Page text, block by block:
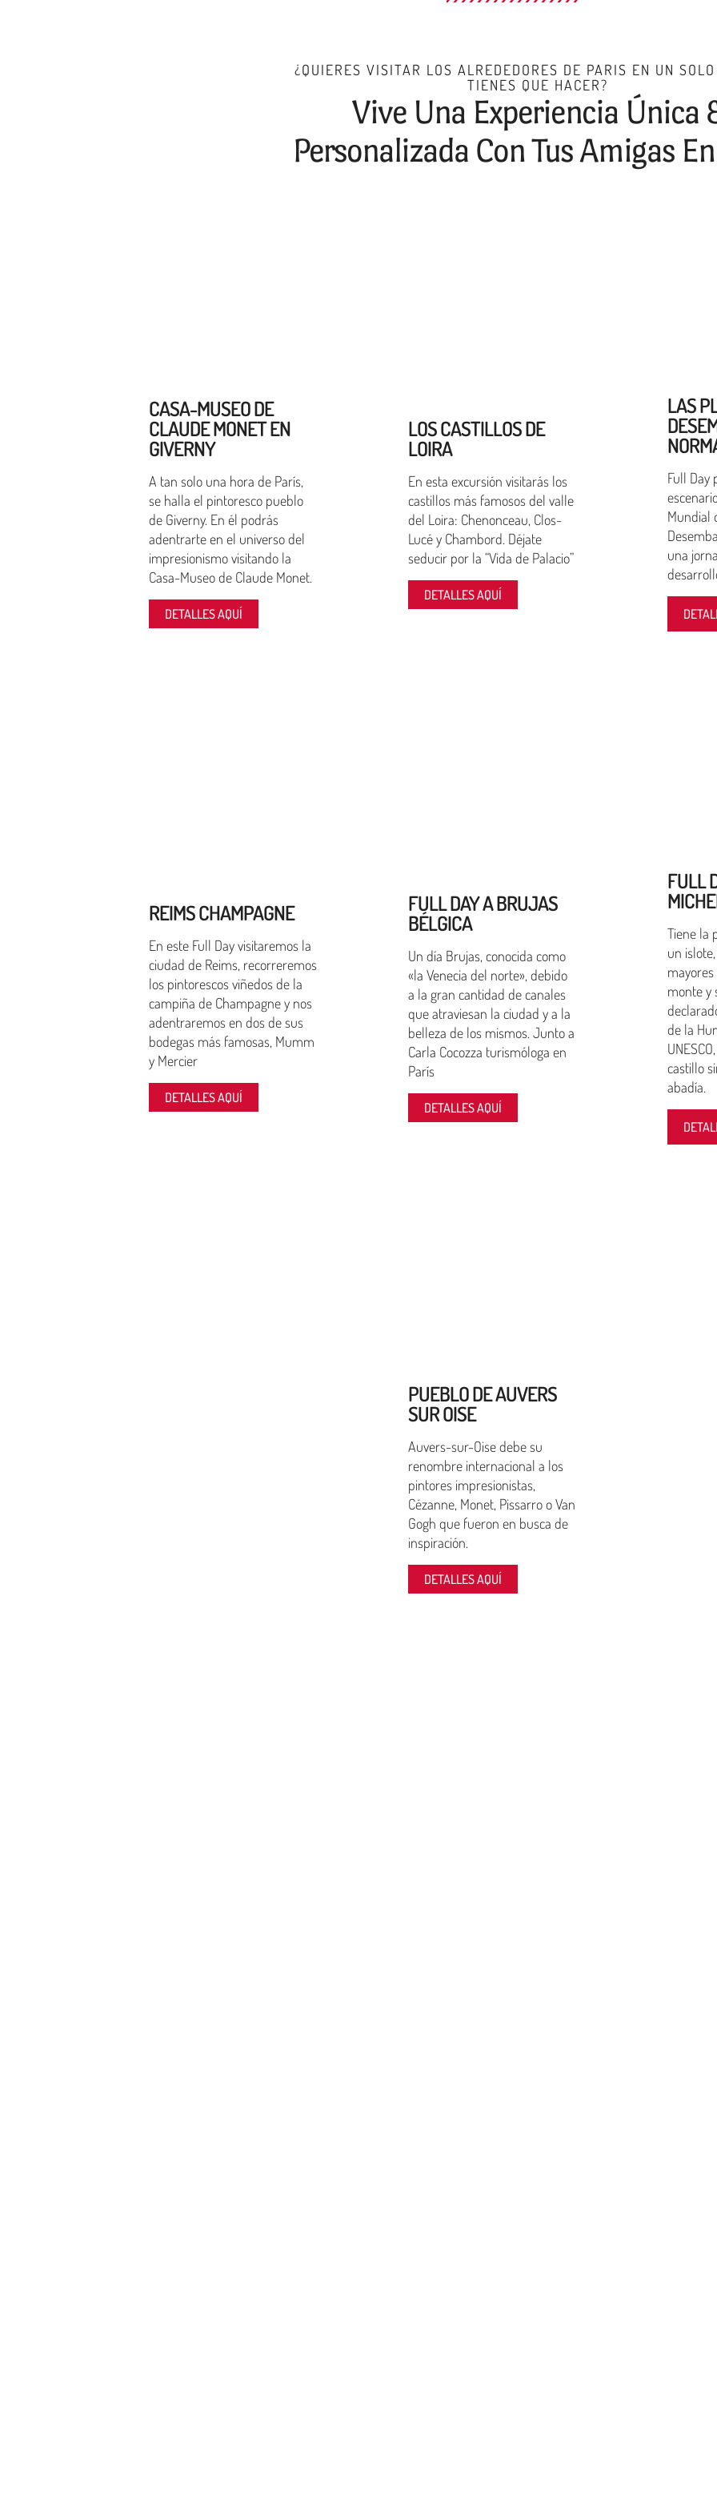
¿QUIERES VISITAR LOS ALREDEDORES DE PARIS EN UN
TIENES QUE HACER?
Vive Una Experiencia Única
Personalizada Con Tus Amigas
CASA-MUSEO DE
CLAUDE MONET EN
GIVERNY
A tan solo una hora de París,
se halla el pintoresco pueblo
de Giverny. En él podrás
adentrarte en el universo del
impresionismo visitando la
Casa-Museo de Claude Monet.
DETALLES AQUÍ
LOS CASTILLOS DE
LOIRA
En esta excursión visitarás los
castillos más famosos del valle
del Loira: Chenonceau, Clos-
Lucé y Chambord. Déjate
seducir por la “Vida de Palacio”
DETALLES AQUÍ
LAS
Full Day
Mundial
una
REIMS CHAMPAGNE
En este Full Day visitaremos la
ciudad de Reims, recorreremos
los pintorescos viñedos de la
campiña de Champagne y nos
adentraremos en dos de sus
bodegas más famosas, Mumm
y Mercier
DETALLES AQUÍ
FULL DAY A BRUJAS
BÉLGICA
Un día Brujas, conocida como
«la Venecia del norte», debido
a la gran cantidad de canales
que atraviesan la ciudad y a la
belleza de los mismos. Junto a
Carla Cocozza turismóloga en
París
DETALLES AQUÍ
FULL
Tiene la
un
monte y
de la
castillo
abadía.
PUEBLO DE AUVERS
SUR OISE
Auvers-sur-Oise debe su
renombre internacional a los
pintores impresionistas,
Cézanne, Monet, Pissarro o Van
Gogh que fueron en busca de
inspiración.
DETALLES AQUÍ